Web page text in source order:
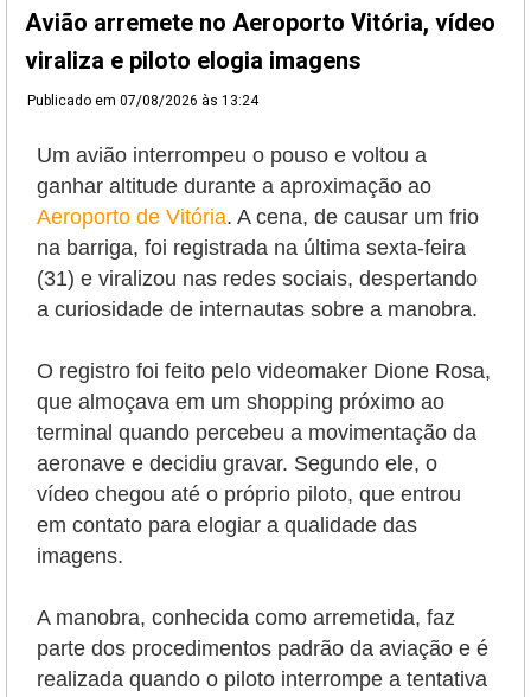
Avião arremete no Aeroporto Vitória, vídeo
viraliza e piloto elogia imagens
Publicado em 07/08/2026 às 13:24
Um avião interrompeu o pouso e voltou a
ganhar altitude durante a aproximação ao
Aeroporto de Vitória. A cena, de causar um frio
na barriga, foi registrada na última sexta-feira
(31) e viralizou nas redes sociais, despertando
a curiosidade de internautas sobre a manobra.
O registro foi feito pelo videomaker Dione Rosa,
que almoçava em um shopping próximo ao
terminal quando percebeu a movimentação da
aeronave e decidiu gravar. Segundo ele, o
vídeo chegou até o próprio piloto, que entrou
em contato para elogiar a qualidade das
imagens.
A manobra, conhecida como arremetida, faz
parte dos procedimentos padrão da aviação e é
realizada quando o piloto interrompe a tentativa